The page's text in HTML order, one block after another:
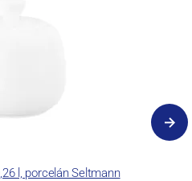
l, porcelán Seltmann